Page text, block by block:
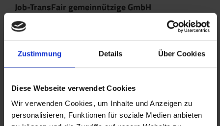
Zustimmung Details Über Cookies
Diese Webseite verwendet Cookies
Wir verwenden Cookies, um Inhalte und Anzeigen zu
personalisieren, Funktionen für soziale Medien anbieten
Job-TransFair gemeinnützige GmbH
Linke Wienzeile 10/21 (Zentrale)
1060 Wien
office@jobtransfair.at
+43 1 585 39 91
Die Inhalte unserer Webseite können Spuren von KI
enthalten. Nähere Details entnehmen Sie bitte
unseremKI Manifest